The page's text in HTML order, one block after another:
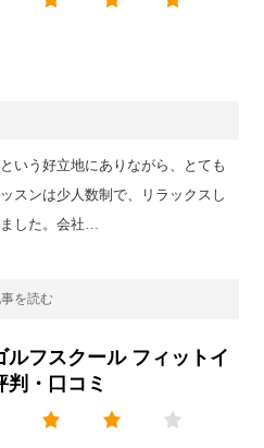
いう好立地にありながら、とても
スンは少人数制で、リラックスし
した。会社…
を読む
ルフスクール フィットイ
判・口コミ